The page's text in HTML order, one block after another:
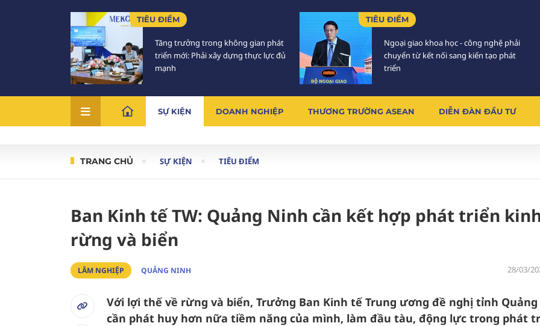
TIÊU ĐIỂM
Tăng trưởng trong không gian phát
triển mới: Phải xây dựng thực lực đủ
mạnh
TIÊU ĐIỂM
Ngoại giao khoa học - công nghệ phải
chuyển từ kết nối sang kiến tạo phát
triển
SỰ KIỆN DOANH NGHIỆP THƯƠNG TRƯỜNG ASEAN DIỄN ĐÀN ĐẦU TƯ
TRANG CHỦ SỰ KIỆN TIÊU ĐIỂM
Ban Kinh tế TW: Quảng Ninh cần kết hợp phát triển
rừng và biển
LÂM NGHIỆP QUẢNG NINH 28/03/
Với lợi thế về rừng và biển, Trưởng Ban Kinh tế Trung ương đề nghị tỉnh
cần phát huy hơn nữa tiềm năng của mình, làm đầu tàu, động lực trong phát